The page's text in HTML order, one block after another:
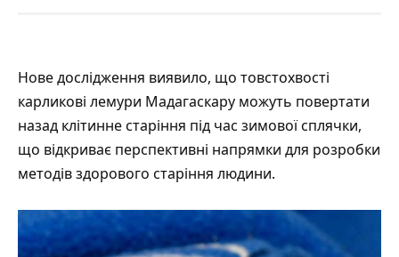
Нове дослідження виявило, що товстохвості
карликові лемури Мадагаскару можуть повертати
назад клітинне старіння під час зимової сплячки,
що відкриває перспективні напрямки для розробки
методів здорового старіння людини.